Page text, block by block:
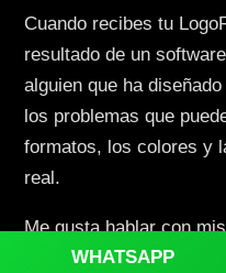
Cuando recibes tu
resultado de un
alguien que ha
los problemas que
formatos, los colores y
real.
Me gusta hablar con
bien su negocio y
WHATSAPP